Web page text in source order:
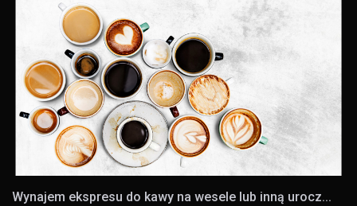
Wynajem ekspresu do kawy na wesele lub inną urocz...